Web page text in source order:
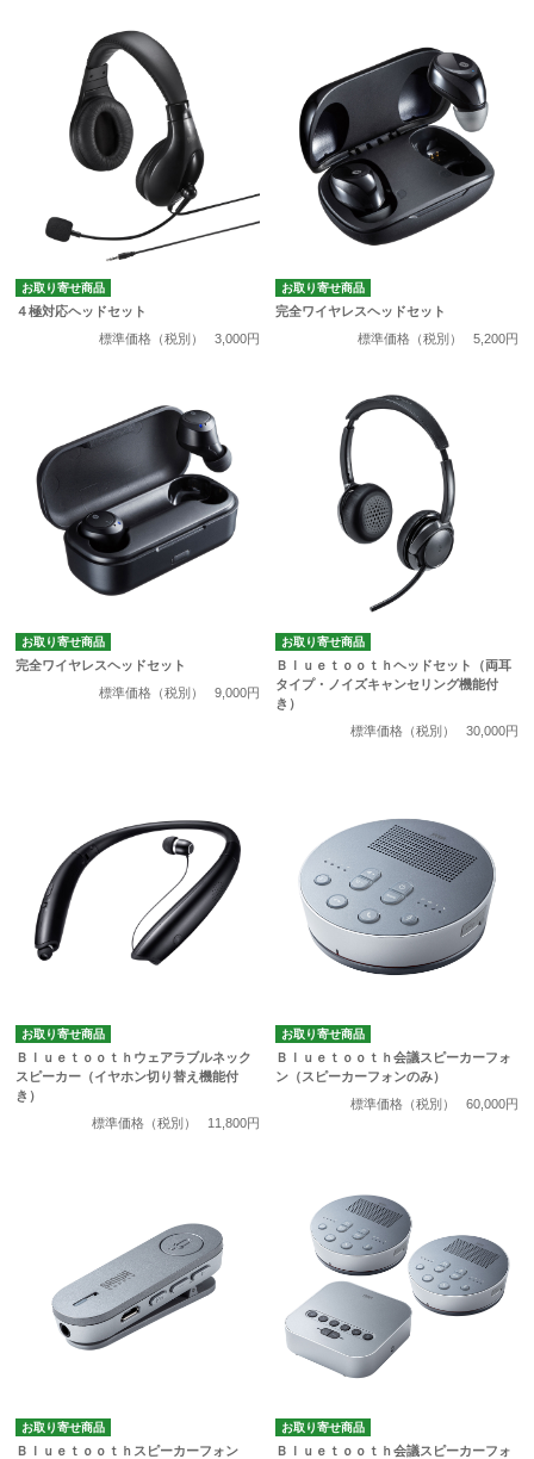
お取り寄せ商品
４極対応ヘッドセット
標準価格（税別）
3,000円
お取り寄せ商品
完全ワイヤレスヘッドセット
標準価格（税別）
5,200円
お取り寄せ商品
完全ワイヤレスヘッドセット
標準価格（税別）
9,000円
お取り寄せ商品
Ｂｌｕｅｔｏｏｔｈヘッドセット（両耳
タイプ・ノイズキャンセリング機能付
き）
標準価格（税別）
30,000円
お取り寄せ商品
Ｂｌｕｅｔｏｏｔｈウェアラブルネック
スピーカー（イヤホン切り替え機能付
き）
標準価格（税別）
11,800円
お取り寄せ商品
Ｂｌｕｅｔｏｏｔｈ会議スピーカーフォ
ン（スピーカーフォンのみ）
標準価格（税別）
60,000円
お取り寄せ商品
Ｂｌｕｅｔｏｏｔｈスピーカーフォン
お取り寄せ商品
Ｂｌｕｅｔｏｏｔｈ会議スピーカーフォ